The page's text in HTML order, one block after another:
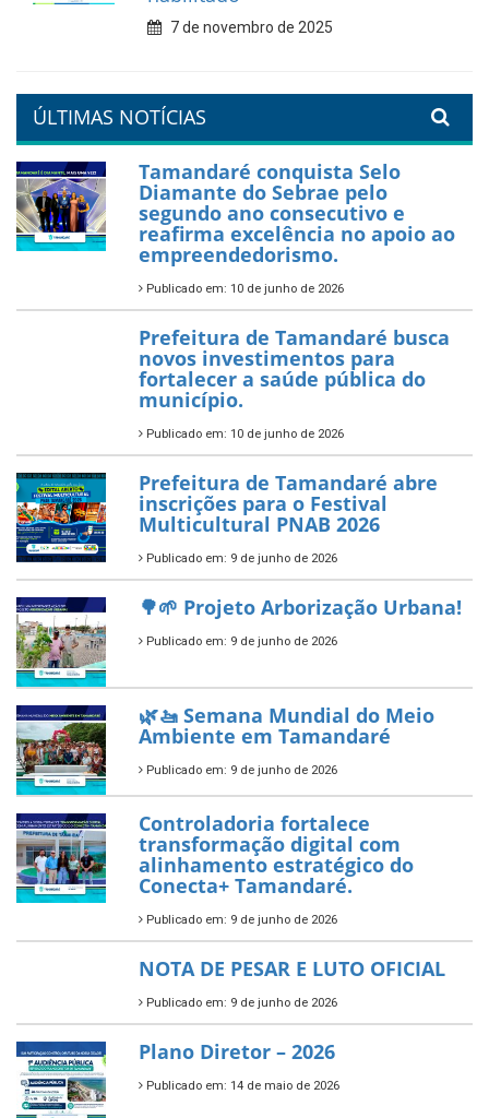
7 de fevereiro de 2026
orla da cidade.
PartiuENEM — Prefeitura
garante transporte gratuito
para os estudantes
7 de novembro de 2025
Política Nacional Aldir Blanc
— Tamandaré tem Plano de
Aplicação de Recursos (PAR)
habilitado
7 de novembro de 2025
ÚLTIMAS NOTÍCIAS
Tamandaré conquista Selo
Diamante do Sebrae pelo
segundo ano consecutivo e
reafirma excelência no apoio ao
empreendedorismo.
Publicado em: 10 de junho de 2026
novos investimentos para
fortalecer a saúde pública do
município.
Publicado em: 10 de junho de 2026
Prefeitura de Tamandaré abre
inscrições para o Festival
Multicultural PNAB 2026
Publicado em: 9 de junho de 2026
🌳🌱 Projeto Arborização Urbana!
Publicado em: 9 de junho de 2026
🌿🚤 Semana Mundial do Meio
Ambiente em Tamandaré